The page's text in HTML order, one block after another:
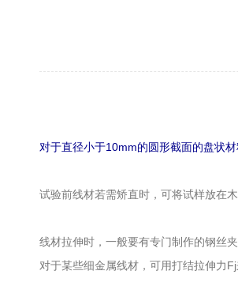
对于直径小于10mm的圆形截面的盘状
试验前线材若需矫直时，可将试样放在
线材拉伸时，一般要有专门制作的钢丝
对于某些细金属线材，可用打结拉伸力